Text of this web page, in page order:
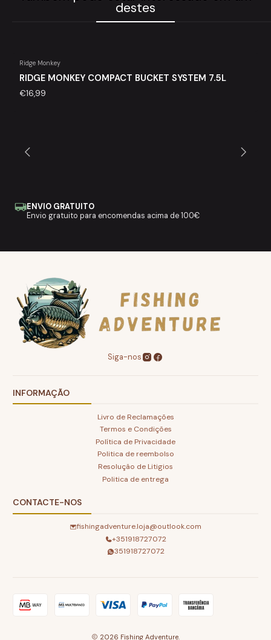
destes
Ridge Monkey
RIDGE MONKEY COMPACT BUCKET SYSTEM 7.5L
€16,99
ENVIO GRATUITO
Envio gratuito para encomendas acima de 100€
Siga-nos
INFORMAÇÃO
Livro de Reclamações
Termos e Condições
Política de Privacidade
Politica de reembolso
Resolução de Litigios
Politica de entrega
CONTACTE-NOS
fishingadventure.loja@outlook.com
+351918727072
351918727072
2026 Fishing Adventure.